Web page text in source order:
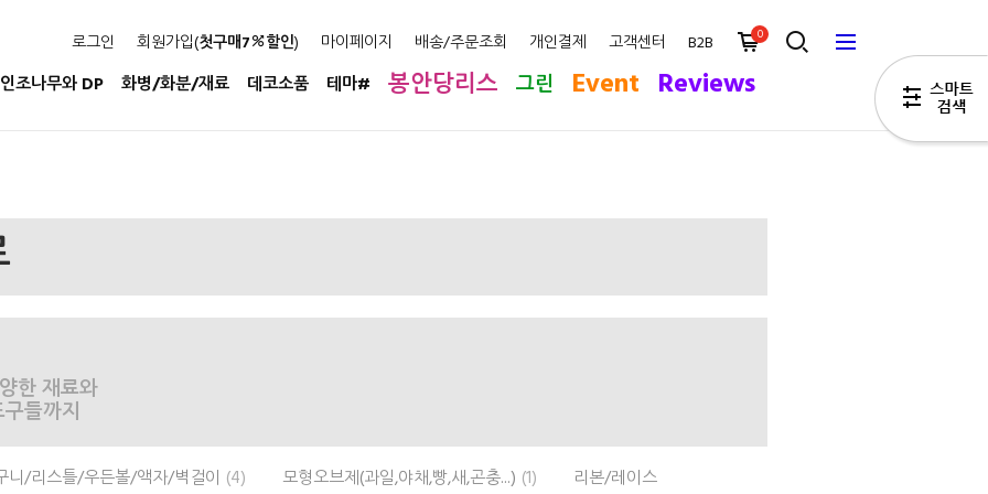
로그인 회원가입(첫구매7 할인) 마이페이지 배송/주문조회 개인결제 고객센터 B2B 0
인조나무와 DP 화병/화분/재료 데코소품 테마# 봉안당리스 그린 Event Reviews
한 재료와
들까지
니/리스틀/우든볼/액자/벽걸이 (4) 모형오브제(과일,야채,빵,새,곤충...) (1)
리본/레이스